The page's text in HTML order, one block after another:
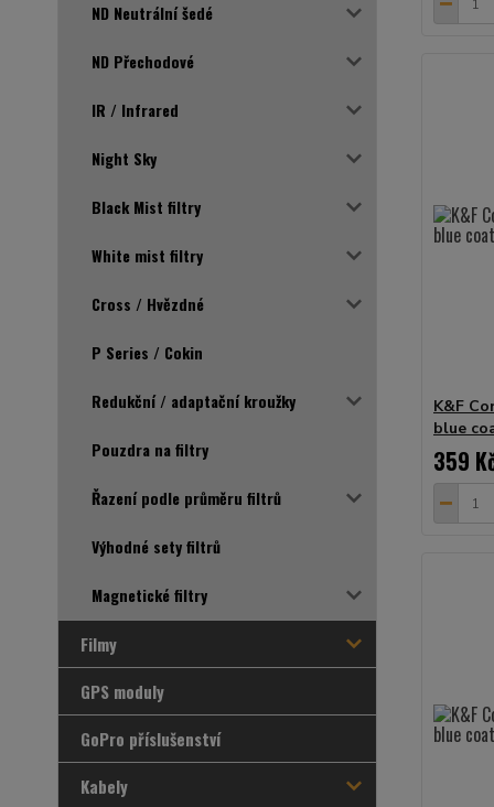
ND Neutrální šedé
ND Přechodové
IR / Infrared
Night Sky
Black Mist filtry
White mist filtry
Cross / Hvězdné
P Series / Cokin
Redukční / adaptační kroužky
Pouzdra na filtry
Řazení podle průměru filtrů
Výhodné sety filtrů
Magnetické filtry
Filmy
GPS moduly
GoPro příslušenství
Kabely
K&F
blue
359